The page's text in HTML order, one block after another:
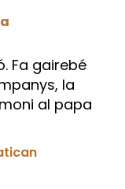
Fa gairebé
la
al papa